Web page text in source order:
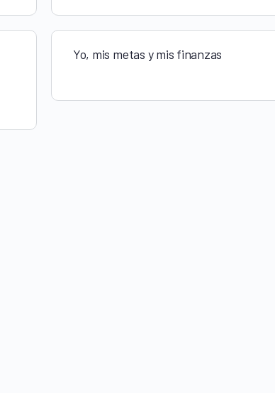
Yo, mis metas y mis finanzas